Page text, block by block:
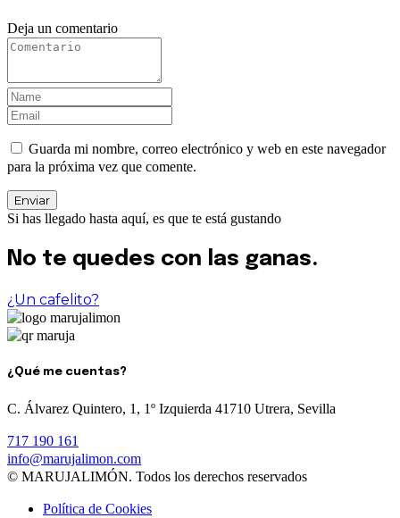
Deja un comentario
Guarda mi nombre, correo electrónico y web en este navegador
para la próxima vez que comente.
Enviar
Si has llegado hasta aquí, es que te está gustando
No te quedes con las ganas.
¿Un cafelito?
¿Qué me cuentas?
C. Álvarez Quintero, 1, 1º Izquierda 41710 Utrera, Sevilla
717 190 161
info@marujalimon.com
© MARUJALIMÓN. Todos los derechos reservados
Política de Cookies